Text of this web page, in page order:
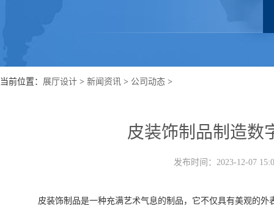
当前位置： 展厅设计 > 新闻资讯 > 公司动态 >
皮装饰制品制造数
发布时间：2023-12-07
皮装饰制品是一种充满艺术气息的制品，它不仅具有美观的